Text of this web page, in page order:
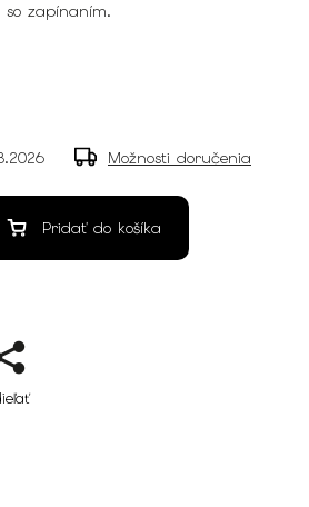
so zapínaním.
Možnosti doručenia
Pridať do košíka